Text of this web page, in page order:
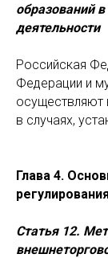
образований
деятельности
Российская
Федерации и
осуществляют
в случаях,
Глава 4.
Статья 12.